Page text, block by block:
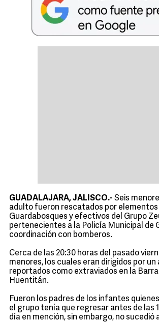
GUADALAJARA, JALISCO.- Seis
adulto fueron rescatados por elementos
Guardabosques y efectivos del Grupo
pertenecientes a la Policía Municipal de
coordinación con bomberos.
Cerca de las 20:30 horas del pasado
menores, los cuales eran dirigidos por
reportados como extraviados en la
Huentitán.
Fueron los padres de los infantes
el grupo tenía que regresar antes de las
día en mención, sin embargo, no sucedió